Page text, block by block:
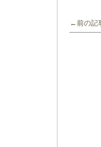
←前の記